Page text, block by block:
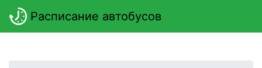
Расписание автобусов